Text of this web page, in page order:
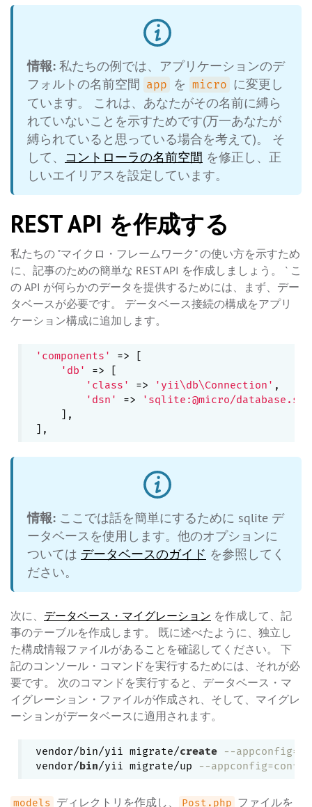
情報: 私たちの例では、アプリケーションのデ
フォルトの名前空間 app を micro に変更し
ています。 これは、あなたがその名前に縛ら
れていないことを示すためです(万一あなたが
縛られていると思っている場合を考えて)。 そ
して、 コントローラの名前空間 を修正し、正
しいエイリアスを設定しています。
REST API を作成する
私たちの "マイクロ・フレームワーク" の使い方を示すため
に、記事のための簡単な REST API を作成しましょう。 ` こ
の API が何らかのデータを提供するためには、まず、デー
タベースが必要です。 データベース接続の構成をアプリ
ケーション構成に追加します。
'components'
=> [
'db'
=> [
'class'
=> 'yii\db\Connection' ,
'dsn'
=>
'sqlite:@micro/
    ],
情報: ここでは話を簡単にするために sqlite デ
ータベースを使用します。他のオプションに
ついては データベースのガイド を参照してく
ださい。
次に、 データベース・マイグレーション を作成して、記
事のテーブルを作成します。 既に述べたように、独立し
た構成情報ファイルがあることを確認してください。 下
記のコンソール・コマンドを実行するためには、それが必
要です。 次のコマンドを実行すると、データベース・マ
イグレーション・ファイルが作成され、そして、マイグレ
ーションがデータベースに適用されます。
vendor/bin/yii migrate/create
--
vendor/bin/yii migrate/up --
models ディレクトリを作成し、 Post.php ファイルを